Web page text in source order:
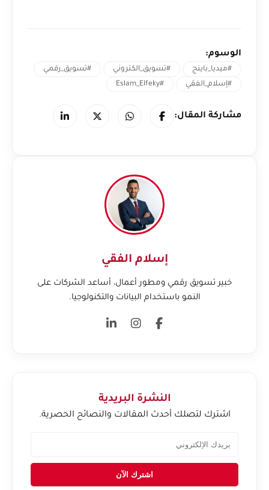
الوسوم:
#ميديا_باينج #تسويق_الكتروني
#تسويق_رقمي
#إسلام_الفقي
#Eslam_Elfeky
مشاركة المقال:
إسلام الفقي
خبير تسويق رقمي ومطور أعمال، أساعد الشركات على
النمو باستخدام البيانات والتكنولوجيا.
النشرة البريدية
اشترك لتصلك أحدث المقالات والنصائح الحصرية.
اشترك الآن